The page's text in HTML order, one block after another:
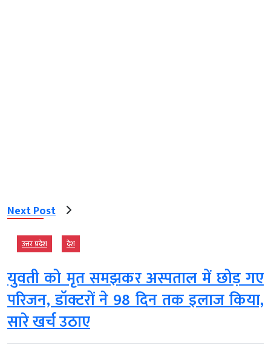
Next Post
उत्तर प्रदेश देश
युवती को मृत समझकर अस्पताल में छोड़ गए
परिजन, डॉक्टरों ने 98 दिन तक इलाज किया,
सारे खर्च उठाए